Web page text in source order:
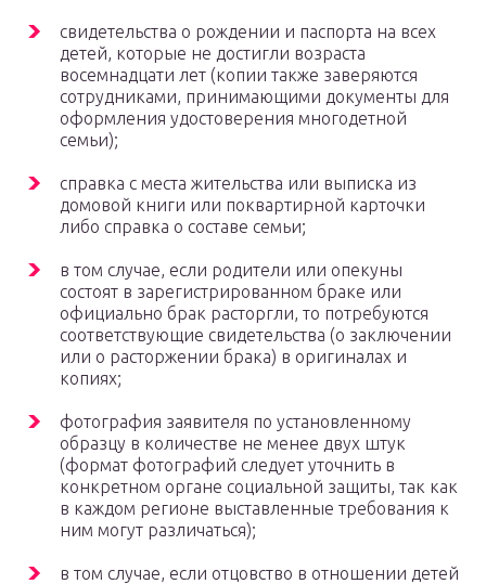
свидетельства о рождении и паспорта на всех
детей, которые не достигли возраста
восемнадцати лет (копии также заверяются
сотрудниками, принимающими документы для
оформления удостоверения многодетной
семьи);
справка с места жительства или выписка из
домовой книги или поквартирной карточки
либо справка о составе семьи;
в том случае, если родители или опекуны
состоят в зарегистрированном браке или
официально брак расторгли, то потребуются
соответствующие свидетельства (о заключении
или о расторжении брака) в оригиналах и
копиях;
фотография заявителя по установленному
образцу в количестве не менее двух штук
(формат фотографий следует уточнить в
конкретном органе социальной защиты, так как
в каждом регионе выставленные требования к
ним могут различаться);
в том случае, если отцовство в отношении детей